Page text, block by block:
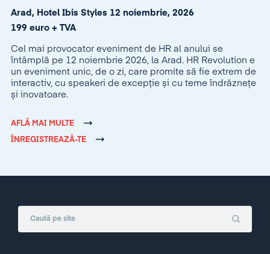
Arad, Hotel Ibis Styles 12 noiembrie, 2026
199 euro + TVA
Cel mai provocator eveniment de HR al anului se
întâmplă pe 12 noiembrie 2026, la Arad. HR Revolution e
un eveniment unic, de o zi, care promite să fie extrem de
interactiv, cu speakeri de excepție și cu teme îndrăznețe
și inovatoare.
AFLĂ MAI MULTE
ÎNREGISTREAZĂ-TE